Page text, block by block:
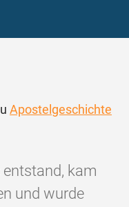
Apostelgeschichte
entstand, kam
und wurde